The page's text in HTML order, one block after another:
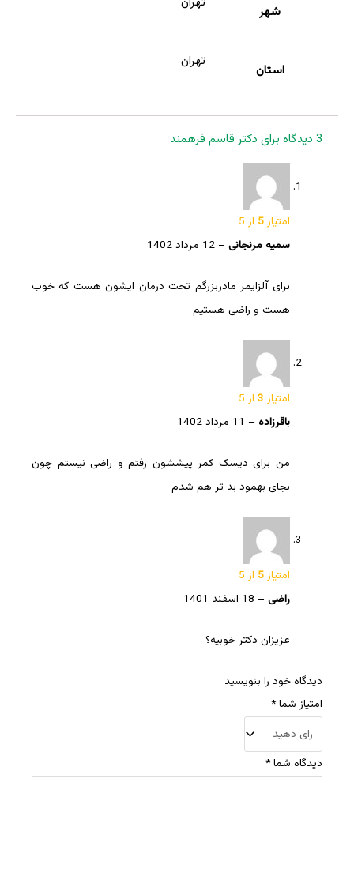
شهر
استان
تهران
3 دیدگاه برای دکتر قاسم فرهمند
امتیاز5 از 5
سمیه مرنجانی – 12 مرداد 1402
برای آلزایمر مادربزرگم تحت درمان ایشون هست که خوب
هست و راضی هستیم
امتیاز 3 از 5
باقرزاده – 11 مرداد 1402
من برای دیسک کمر پیششون رفتم و راضی نیستم چون
بجای بهمود بد تر هم شدم
امتیاز5 از 5
راضی – 18 اسفند 1401
عزیزان دکتر خوبیه؟
دیدگاه خود را بنویسید
امتیاز شما*
دیدگاه شما*